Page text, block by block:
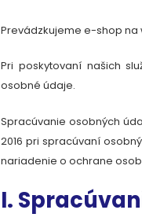
Prevádzkujeme e-shop na
Pri poskytovaní našich
osobné údaje.
Spracúvanie osobných
2016 pri spracúvaní
nariadenie o ochrane
I.